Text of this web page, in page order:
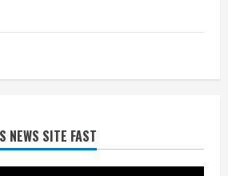
NEWS SITE FAST
July 24, 2026
मानक व नियम का बारीकी से किया
परीक्षण, तब कार्रवाई